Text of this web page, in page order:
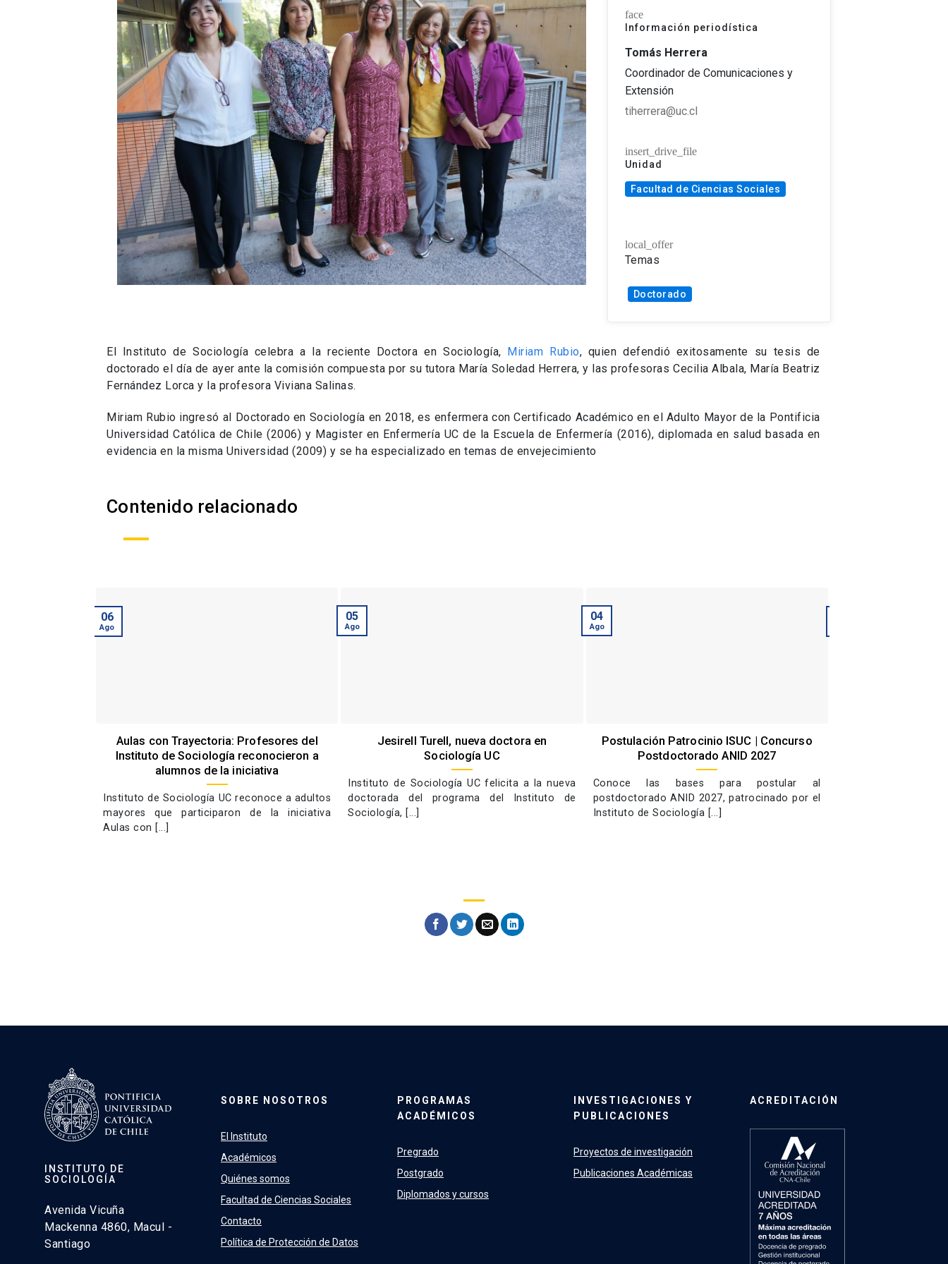
face
Información periodística
Tomás Herrera
Coordinador de Comunicaciones y
Extensión
tiherrera@uc.cl
insert_drive_file
Unidad
Facultad de Ciencias Sociales
local_offer
Temas
Doctorado
El Instituto de Sociología celebra a la reciente Doctora en Sociología, Miriam Rubio, quien defendió exitosamente su tesis de
doctorado el día de ayer ante la comisión compuesta por su tutora María Soledad Herrera, y las profesoras Cecilia Albala, María Beatriz
Fernández Lorca y la profesora Viviana Salinas.
Miriam Rubio ingresó al Doctorado en Sociología en 2018, es enfermera con Certificado Académico en el Adulto Mayor de la Pontificia
Universidad Católica de Chile (2006) y Magister en Enfermería UC de la Escuela de Enfermería (2016), diplomada en salud basada en
evidencia en la misma Universidad (2009) y se ha especializado en temas de envejecimiento
Contenido relacionado
Aulas con Trayectoria: Profesores del
Instituto de Sociología reconocieron a
alumnos de la iniciativa
Instituto de Sociología UC reconoce a adultos
mayores que participaron de la iniciativa
Aulas con [...]
06
Ago
Jesirell Turell, nueva doctora en
Sociología UC
Instituto de Sociología UC felicita a la nueva
doctorada del programa del Instituto de
Sociología, [...]
05
Ago
Postulación Patrocinio ISUC | Concurso
Postdoctorado ANID 2027
Conoce las bases para postular al
postdoctorado ANID 2027, patrocinado por el
Instituto de Sociología [...]
04
Ago
INSTITUTO DE
SOCIOLOGÍA
Avenida Vicuña
Mackenna 4860, Macul -
Santiago
SOBRE NOSOTROS
El Instituto
Académicos
Quiénes somos
Facultad de Ciencias Sociales
Contacto
Política de Protección de Datos
PROGRAMAS
ACADÉMICOS
Pregrado
Postgrado
Diplomados y cursos
INVESTIGACIONES Y
PUBLICACIONES
Proyectos de investigación
Publicaciones Académicas
ACREDITACIÓN